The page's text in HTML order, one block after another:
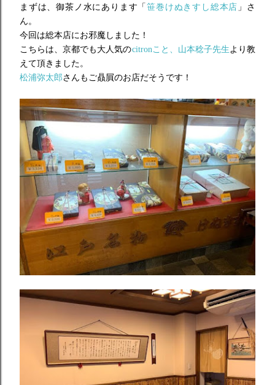
まずは、御茶ノ水にあります「笹巻けぬきすし総本店 」 さ
ん。
今回は総本店にお邪魔しました！
こちらは、京都でも大人気のcitronこと、 山本稔子先生より教
えて頂きました。
松浦弥太郎さんもご贔屓のお店だそうです！